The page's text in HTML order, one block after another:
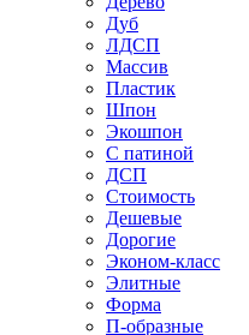
Дуб
ЛДСП
Массив
Пластик
Шпон
Экошпон
С патиной
ДСП
Стоимость
Дешевые
Дорогие
Эконом-класс
Элитные
Форма
П-образные